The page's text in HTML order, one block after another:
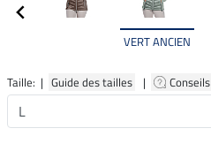
VERT ANCIEN
Taille: | Guide des tailles | Conseils